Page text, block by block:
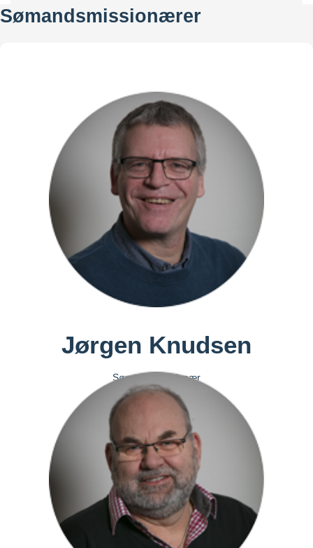
ah@somandsmissionen.dk
Sømandsmissionærer
Jørgen Knudsen
Sømandsmissionær
+45 28 65 52 77
jbk@somandsmissionen.dk